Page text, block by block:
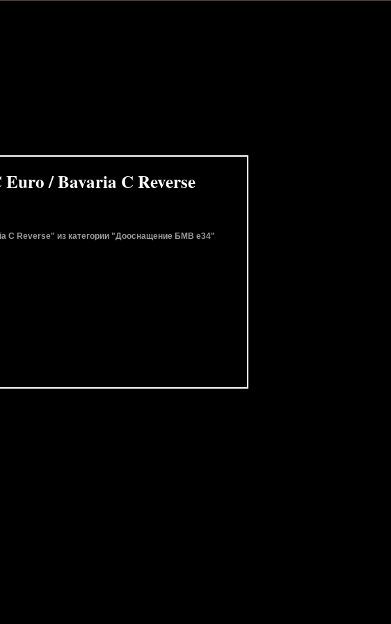
/ Bavaria C Reverse
C Reverse" из категории "Дооснащение БМВ e34"